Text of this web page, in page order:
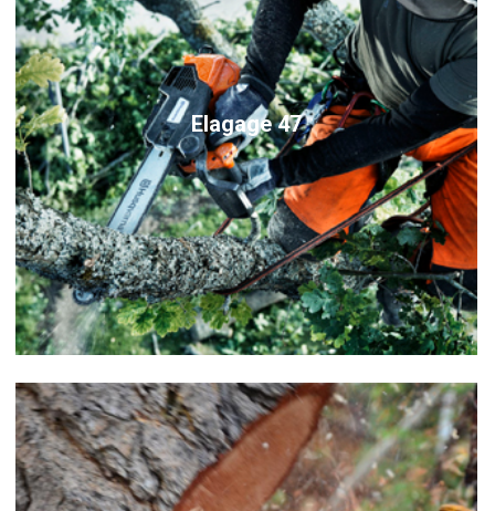
Elagage 47